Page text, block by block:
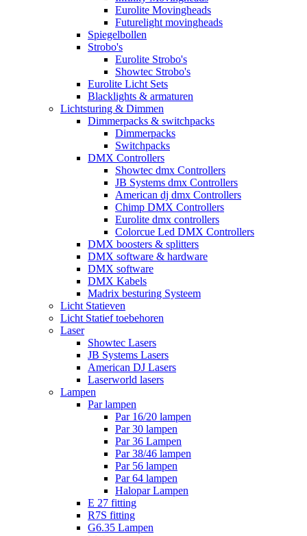
Eurolite Movingheads
Futurelight movingheads
Spiegelbollen
Strobo's
Eurolite Strobo's
Showtec Strobo's
Eurolite Licht Sets
Blacklights & armaturen
Lichtsturing & Dimmen
Dimmerpacks & switchpacks
Dimmerpacks
Switchpacks
DMX Controllers
Showtec dmx Controllers
JB Systems dmx Controllers
American dj dmx Controllers
Chimp DMX Controllers
Eurolite dmx controllers
Colorcue Led DMX Controllers
DMX boosters & splitters
DMX software & hardware
DMX software
DMX Kabels
Madrix besturing Systeem
Licht Statieven
Licht Statief toebehoren
Laser
Showtec Lasers
JB Systems Lasers
American DJ Lasers
Laserworld lasers
Lampen
Par lampen
Par 16/20 lampen
Par 30 lampen
Par 36 Lampen
Par 38/46 lampen
Par 56 lampen
Par 64 lampen
Halopar Lampen
E 27 fitting
R7S fitting
G6.35 Lampen